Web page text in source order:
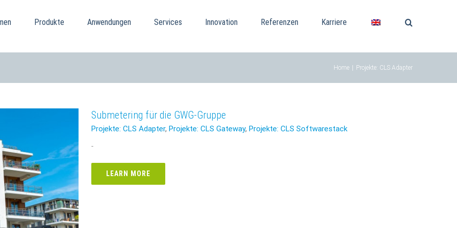
Produkte Anwendungen Services Innovation Referenzen Karriere
Home Projekte: CLS Adapter
Submetering für die GWG-Gruppe
Projekte: CLS Adapter, Projekte: CLS Gateway, Projekte: CLS Softwarestack
-
LEARN MORE